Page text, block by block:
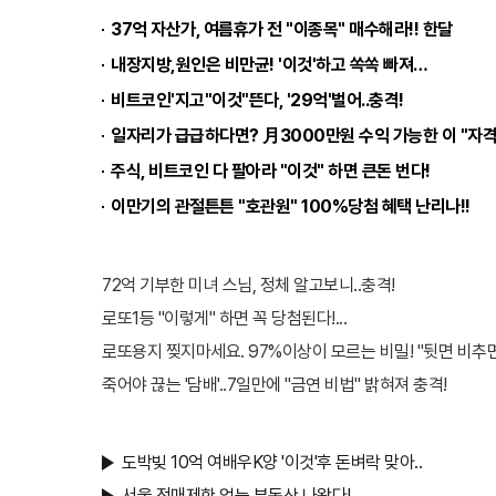
37억 자산가, 여름휴가 전 "이종목" 매수해라!! 한달
내장지방,원인은 비만균! '이것'하고 쏙쏙 빠져…
비트코인'지고"이것"뜬다, '29억'벌어..충격!
일자리가 급급하다면? 月3000만원 수익 가능한 이 "자
주식, 비트코인 다 팔아라 "이것" 하면 큰돈 번다!
이만기의 관절튼튼 "호관원" 100%당첨 혜택 난리나!!
72억 기부한 미녀 스님, 정체 알고보니..충격!
로또1등 "이렇게" 하면 꼭 당첨된다!...
로또용지 찢지마세요. 97%이상이 모르는 비밀! "뒷면 비추
죽어야 끊는 '담배'..7일만에 "금연 비법" 밝혀져 충격!
도박빚 10억 여배우K양 '이것'후 돈벼락 맞아..